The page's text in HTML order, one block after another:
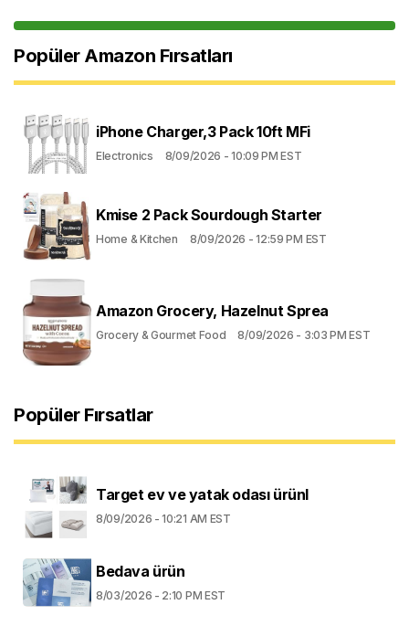
Popüler Amazon Fırsatları
iPhone Charger,3 Pack 10ft MFi
Electronics 8/09/2026 - 10:09 PM EST
Kmise 2 Pack Sourdough Starter
Home & Kitchen 8/09/2026 - 12:59 PM EST
Amazon Grocery, Hazelnut Sprea
Grocery & Gourmet Food 8/09/2026 - 3:03 PM EST
Popüler Fırsatlar
Target ev ve yatak odası ürünl
8/09/2026 - 10:21 AM EST
Bedava ürün
8/03/2026 - 2:10 PM EST